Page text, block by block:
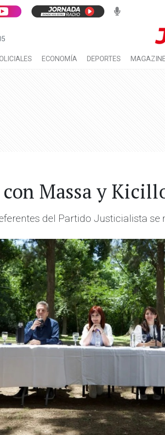
ECONOMÍA DEPORTES
Massa y
del Partido Justicialista